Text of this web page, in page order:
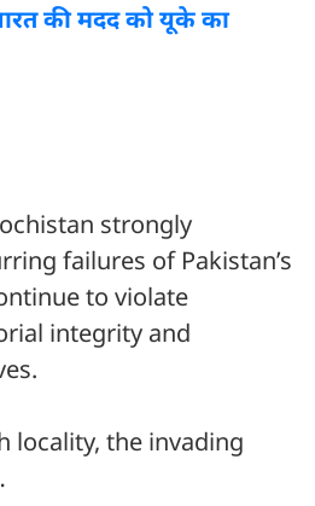
की मदद को यूके का
strongly
failures of Pakistan’s
to violate
integrity and
locality, the invading